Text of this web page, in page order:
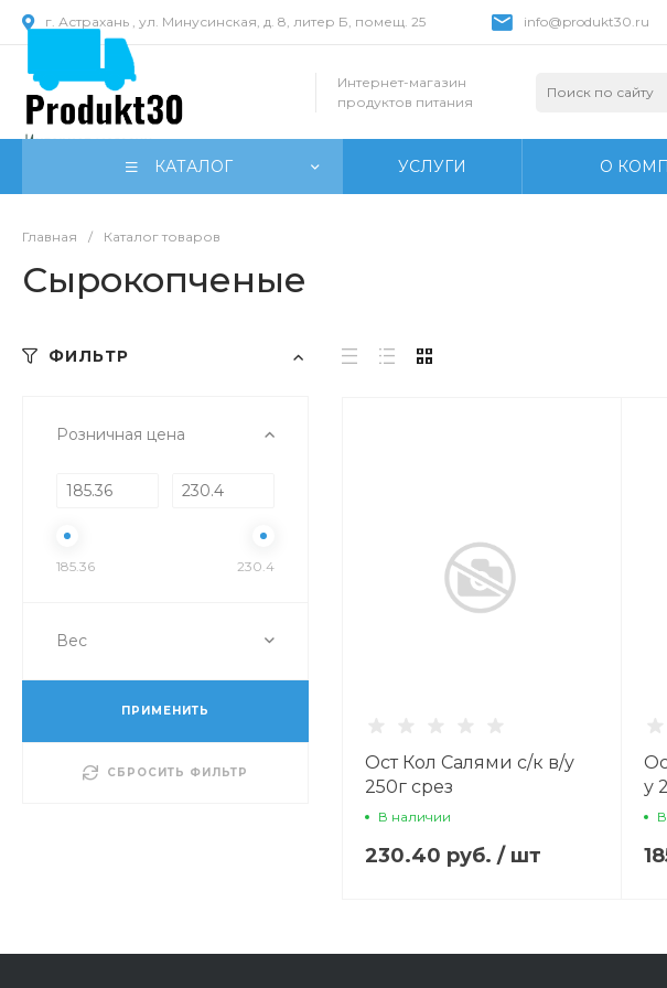
г. Астрахань , ул. Минусинская, д. 8, литер Б, помещ. 25 info@produkt30.ru
Интернет-магазин
продуктов питания
КАТАЛОГ УСЛУГИ О
Главная / Каталог товаров
Сырокопченые
ФИЛЬТР
Розничная цена
185.36 230.4
Вес
ПРИМЕНИТЬ
СБРОСИТЬ ФИЛЬТР
Ост Кол Салями с/к в/у
250г срез
В наличии
230.40 руб. / шт
у